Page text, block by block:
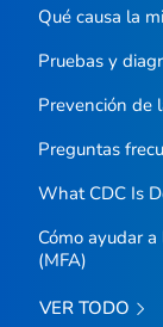
Qué causa la
Pruebas y
Prevención de
Preguntas
What CDC Is
Cómo ayudar
(MFA)
VER TODO